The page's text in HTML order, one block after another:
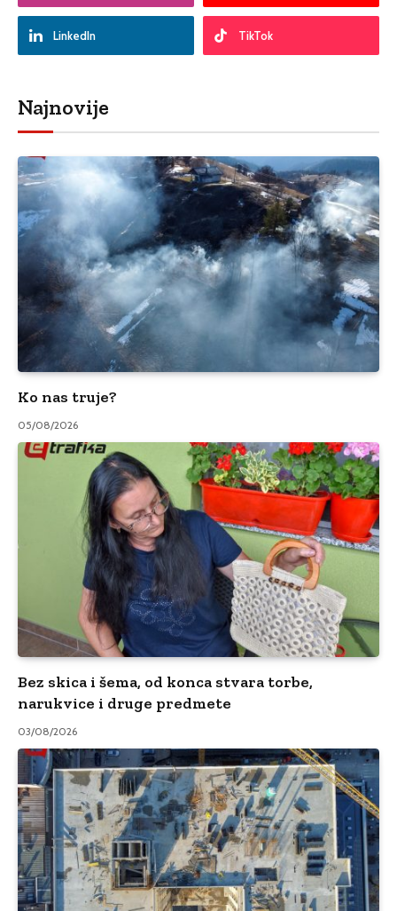
LinkedIn TikTok
Najnovije
Ko nas truje?
05/08/2026
Bez skica i šema, od konca stvara torbe,
narukvice i druge predmete
03/08/2026